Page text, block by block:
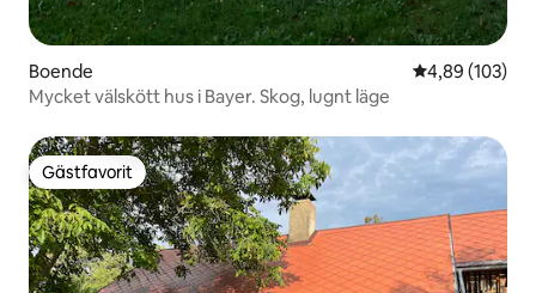
Boende 4,89 av 5 i
4,89 (103)
Mycket välskött hus i Bayer. Skog, lugnt läge
Gästfavorit
Gästfavorit